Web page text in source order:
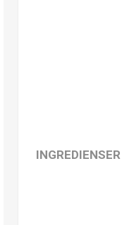
INGREDIENSER